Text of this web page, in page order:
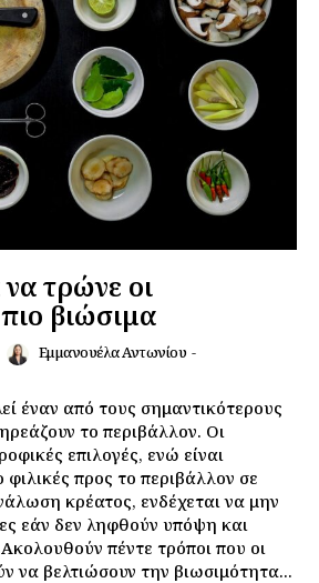
να τρώνε οι
βιώσιμα
Εμμανουέλα Αντωνίου -
έναν από τους σημαντικότερους
το περιβάλλον. Οι
επιλογές, ενώ είναι
προς το περιβάλλον σε
κρέατος, ενδέχεται να μην
εάν δεν ληφθούν υπόψη και
πέντε τρόποι που οι
να βελτιώσουν την βιωσιμότητα...